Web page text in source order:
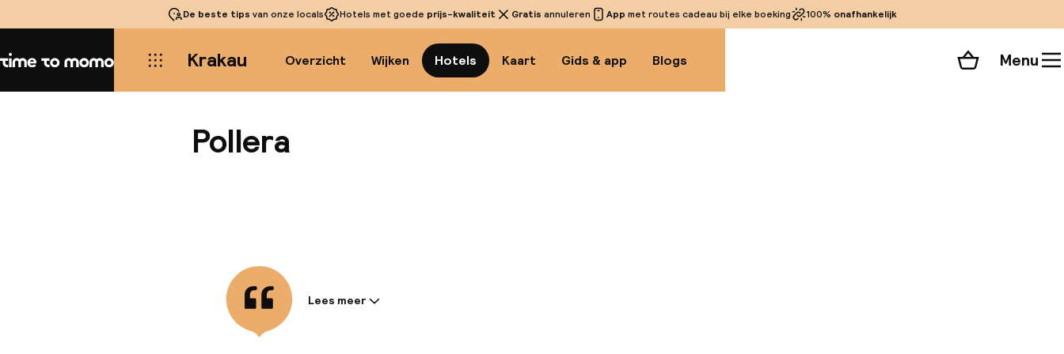
De beste tips van onze locals Hotels met goede prijs-kwaliteit Gratis annuleren App met routes cadeau bij elke boeking 100% onafhankelijk
Home Krakau Overzicht Wijken Hotels Kaart Gids & app Blogs Winkelmand
Menu
Pollera
Informatie gedeeld door de accommodatie:
Lees meer